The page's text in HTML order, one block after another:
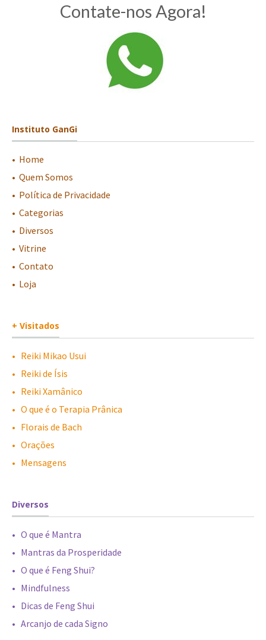
Contate-nos Agora!
Instituto GanGi
• Home
• Quem Somos
• Política de Privacidade
• Categorias
• Diversos
• Vitrine
• Contato
• Loja
+ Visitados
• Reiki Mikao Usui
• Reiki de Ísis
• Reiki Xamânico
• O que é o Terapia Prânica
• Florais de Bach
• Orações
• Mensagens
Diversos
• O que é Mantra
• Mantras da Prosperidade
• O que é Feng Shui?
• Mindfulness
• Dicas de Feng Shui
• Arcanjo de cada Signo